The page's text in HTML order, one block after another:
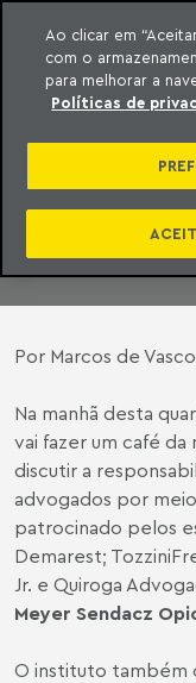
o conteúdo
Machado Meyer
CAFÉ
08 de dezembro
Por Marcos de
Na manhã desta
vai fazer um café da
discutir a
advogados por
patrocinado pelos
Demarest;
Jr. e Quiroga
Meyer Sendacz
O instituto também
Ao clicar em
com o
para melhorar a
Políticas de